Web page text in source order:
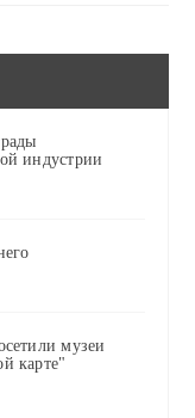
индустрии
музеи
карте"